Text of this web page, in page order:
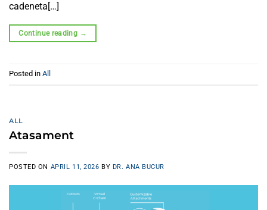
cadeneta[…]
Continue reading →
Posted in All
ALL
Atasament
POSTED ON APRIL 11, 2026 BY DR. ANA BUCUR